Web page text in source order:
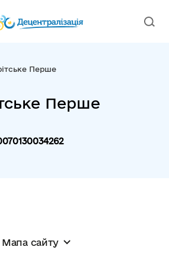
Перше
Перше
Мапа сайту